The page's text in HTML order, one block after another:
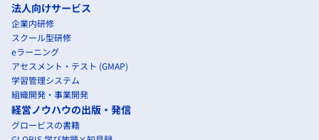
法人向けサービス
企業内研修
スクール型研修
eラーニング
アセスメント・テスト (GMAP)
学習管理システム
組織開発・事業開発
経営ノウハウの出版・発信
グロービスの書籍